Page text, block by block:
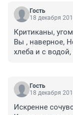
Гость
18 декабря
Критиканы,
Вы , наверное,
хлеба и с
Новый Год-это
иллюминаций,
праздник!!! И
Гость
18 декабря
Искренне